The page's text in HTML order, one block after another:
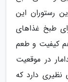
رستوران این
طبخ غذاهای
کیفیت و طعم
در موقعیت
دارد که